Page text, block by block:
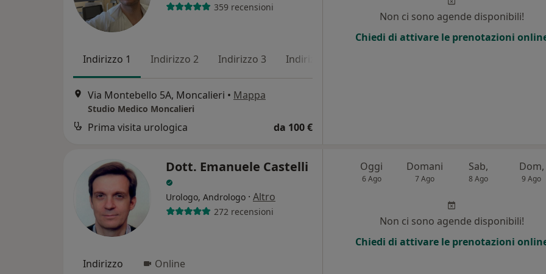
359 recensioni
Indirizzo 1 Indirizzo 2 Indirizzo 3 Indirizzo 4
Via Montebello 5A, Moncalieri • Mappa
Studio Medico Moncalieri
Prima visita urologica da 100 €
Non ci sono agende disponibili!
Chiedi di attivare le prenotazioni
Dott. Emanuele Castelli
Urologo, Andrologo · Altro
272 recensioni
Indirizzo Online
Oggi
6 Ago
Domani
7 Ago
Sab,
8 Ago
Dom,
9 Ago
Non ci sono agende disponibili!
Chiedi di attivare le prenotazioni